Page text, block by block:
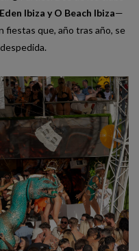
Eden Ibiza y O Beach Ibiza—
fiestas que, año tras año, se